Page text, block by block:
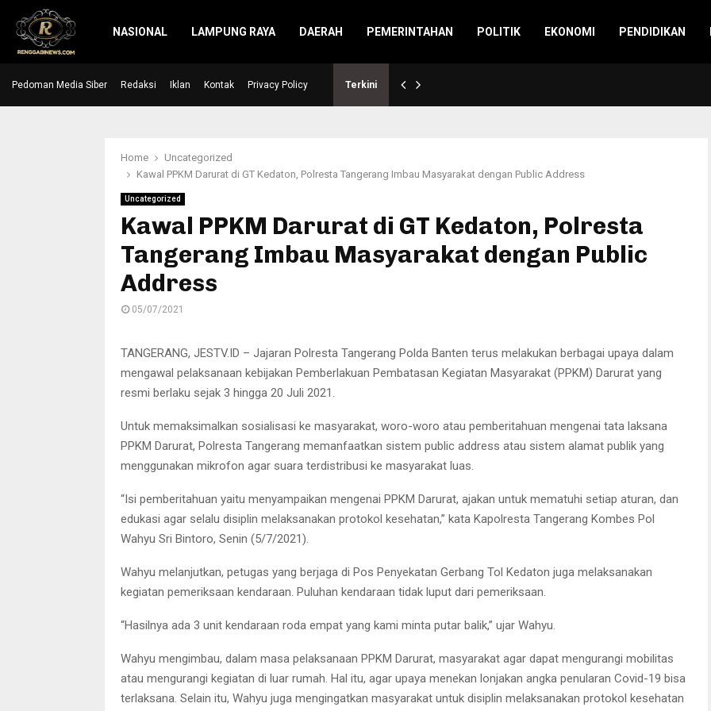
NASIONAL LAMPUNG RAYA DAERAH PEMERINTAHAN POLITIK EKONOMI PENDIDIKAN
Pedoman Media Siber Redaksi Iklan Kontak Privacy Policy Terkini
Home
Uncategorized
Kawal PPKM Darurat di GT Kedaton, Polresta Tangerang Imbau Masyarakat dengan Public Address
Uncategorized
Kawal PPKM Darurat di GT Kedaton, Polresta
Tangerang Imbau Masyarakat dengan Public
Address
05/07/2021
TANGERANG, JESTV.ID – Jajaran Polresta Tangerang Polda Banten terus melakukan berbagai upaya dalam
mengawal pelaksanaan kebijakan Pemberlakuan Pembatasan Kegiatan Masyarakat (PPKM) Darurat yang
resmi berlaku sejak 3 hingga 20 Juli 2021.
Untuk memaksimalkan sosialisasi ke masyarakat, woro-woro atau pemberitahuan mengenai tata laksana
PPKM Darurat, Polresta Tangerang memanfaatkan sistem public address atau sistem alamat publik yang
menggunakan mikrofon agar suara terdistribusi ke masyarakat luas.
“Isi pemberitahuan yaitu menyampaikan mengenai PPKM Darurat, ajakan untuk mematuhi setiap aturan, dan
edukasi agar selalu disiplin melaksanakan protokol kesehatan,” kata Kapolresta Tangerang Kombes Pol
Wahyu Sri Bintoro, Senin (5/7/2021).
Wahyu melanjutkan, petugas yang berjaga di Pos Penyekatan Gerbang Tol Kedaton juga melaksanakan
kegiatan pemeriksaan kendaraan. Puluhan kendaraan tidak luput dari pemeriksaan.
“Hasilnya ada 3 unit kendaraan roda empat yang kami minta putar balik,” ujar Wahyu.
Wahyu mengimbau, dalam masa pelaksanaan PPKM Darurat, masyarakat agar dapat mengurangi mobilitas
atau mengurangi kegiatan di luar rumah. Hal itu, agar upaya menekan lonjakan angka penularan Covid-19 bisa
terlaksana. Selain itu, Wahyu juga mengingatkan masyarakat untuk disiplin melaksanakan protokol kesehatan